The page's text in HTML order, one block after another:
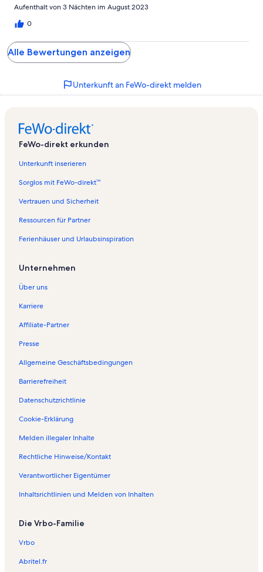
Aufenthalt von 3 Nächten im August 2023
0
Alle Bewertungen anzeigen
Unterkunft an FeWo-direkt melden
FeWo-direkt erkunden
Unterkunft inserieren
Sorglos mit FeWo-direkt™
Vertrauen und Sicherheit
Ressourcen für Partner
Ferienhäuser und Urlaubsinspiration
Unternehmen
Über uns
Karriere
Affiliate-Partner
Presse
Allgemeine Geschäftsbedingungen
Barrierefreiheit
Datenschutzrichtlinie
Cookie-Erklärung
Melden illegaler Inhalte
Rechtliche Hinweise/Kontakt
Verantwortlicher Eigentümer
Inhaltsrichtlinien und Melden von Inhalten
Die Vrbo-Familie
Vrbo
Abritel.fr